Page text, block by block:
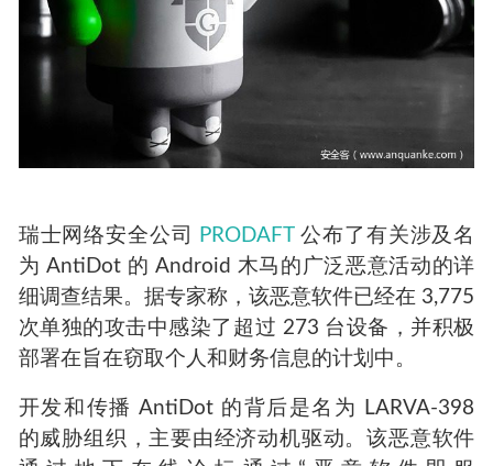
瑞士网络安全公司 PRODAFT公布了有关涉及名
为 AntiDot 的 Android 木马的广泛恶意活动的详
细调查结果。据专家称，该恶意软件已经在 3,775
次单独的攻击中感染了超过 273 台设备，并积极
部署在旨在窃取个人和财务信息的计划中。
开发和传播 AntiDot 的背后是名为 LARVA-398
的威胁组织，主要由经济动机驱动。该恶意软件